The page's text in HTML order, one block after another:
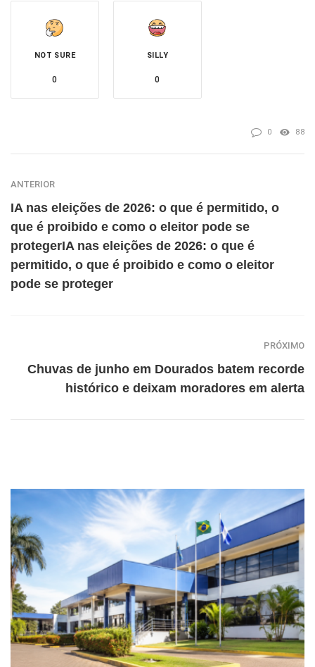
NOT SURE
0
SILLY
0
0 88
ANTERIOR
IA nas eleições de 2026: o que é permitido, o
que é proibido e como o eleitor pode se
protegerIA nas eleições de 2026: o que é
permitido, o que é proibido e como o eleitor
pode se proteger
PRÓXIMO
Chuvas de junho em Dourados batem recorde
histórico e deixam moradores em alerta